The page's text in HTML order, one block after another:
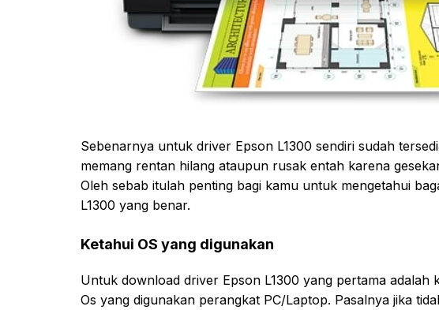
Sebenarnya untuk driver Epson L1300 sendiri sudah
memang rentan hilang ataupun rusak entah karena
Oleh sebab itulah penting bagi kamu untuk mengetahui
L1300 yang benar.
Ketahui OS yang digunakan
Untuk download driver Epson L1300 yang pertama adalah
Os yang digunakan perangkat PC/Laptop. Pasalnya jika